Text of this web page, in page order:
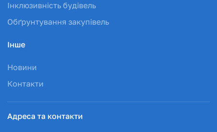
Інклюзивність будівель
Обґрунтування закупівель
Інше
Новини
Контакти
Адреса та контакти